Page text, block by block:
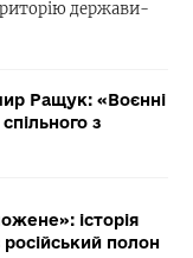
держави-
Ращук: «Воєнні
з
історія
полон